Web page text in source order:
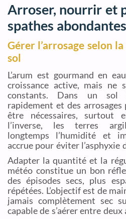
Arroser, nourrir et
spathes abondantes
Gérer l’arrosage selon
sol
L’arum est gourmand en
croissance active, mais ne
constants. Dans un sol
rapidement et des
être nécessaires, surtout
l’inverse, les terres
longtemps l’humidité et
accrue pour éviter l’asphyxie
Adapter la quantité et la
météo constitue un bon
des épisodes secs, plus
répétées. L’objectif est de
jamais complètement sec
capable de s’aérer entre deux